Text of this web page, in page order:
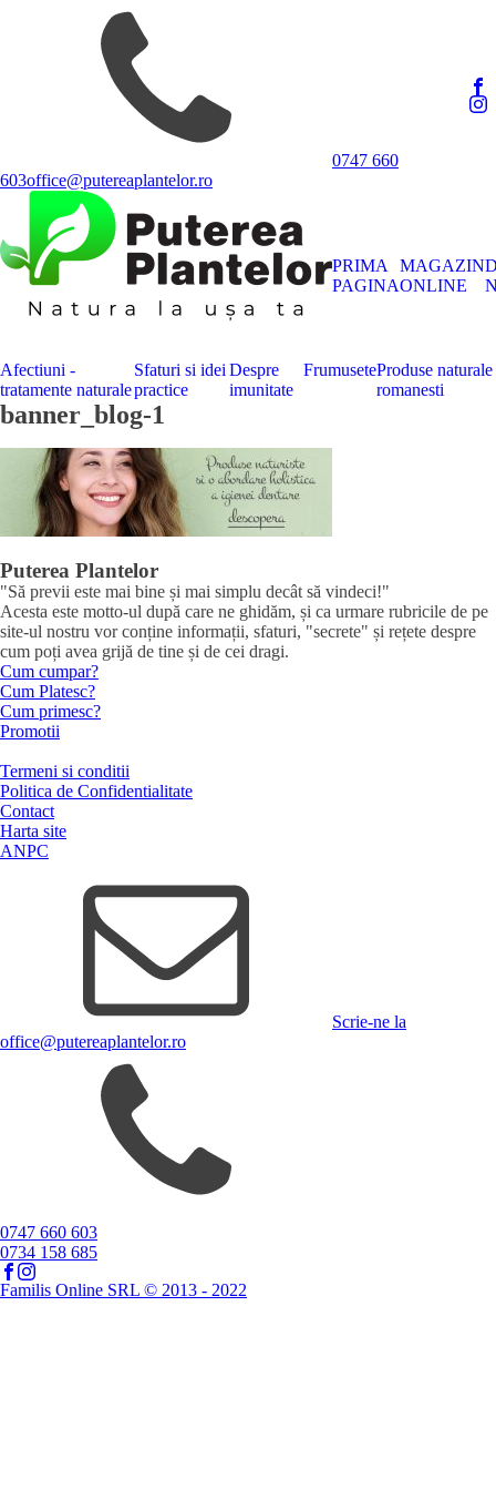
0747 660
603office@putereaplantelor.ro
PRIMA
PAGINA
MAGAZIN
ONLINE
Afectiuni -
tratamente naturale
Sfaturi si idei
practice
Despre
imunitate
FrumuseteProduse naturale
romanesti
banner_blog-1
Puterea Plantelor
"Să previi este mai bine și mai simplu decât să vindeci!"
Acesta este motto-ul după care ne ghidăm, și ca urmare rubricile de pe
site-ul nostru vor conține informații, sfaturi, "secrete" și rețete despre
cum poți avea grijă de tine și de cei dragi.
Cum cumpar?
Cum Platesc?
Cum primesc?
Promotii
Termeni si conditii
Politica de Confidentialitate
Contact
Harta site
ANPC
Scrie-ne la
office@putereaplantelor.ro
0747 660 603
0734 158 685
Familis Online SRL © 2013 - 2022